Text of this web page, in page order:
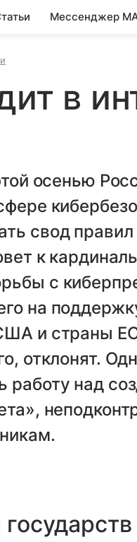
Мессенджер
в
осенью
свод правил
к
с
на
и страны ЕС
отклонят.
работу над